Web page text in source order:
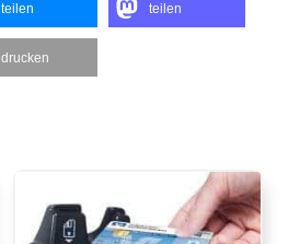
teilen teilen
drucken